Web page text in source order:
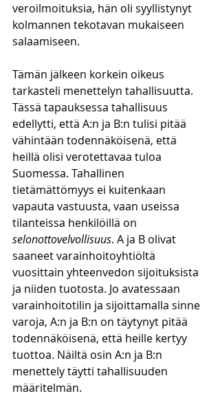
veroilmoituksia, hän oli syyllistynyt
kolmannen tekotavan mukaiseen
salaamiseen.
Tämän jälkeen korkein oikeus
tarkasteli menettelyn tahallisuutta.
Tässä tapauksessa tahallisuus
edellytti, että A:n ja B:n tulisi pitää
vähintään todennäköisenä, että
heillä olisi verotettavaa tuloa
Suomessa. Tahallinen
tietämättömyys ei kuitenkaan
vapauta vastuusta, vaan useissa
tilanteissa henkilöillä on
selonottovelvollisuus. A ja B olivat
saaneet varainhoitoyhtiöltä
vuosittain yhteenvedon sijoituksista
ja niiden tuotosta. Jo avatessaan
varainhoitotilin ja sijoittamalla sinne
varoja, A:n ja B:n on täytynyt pitää
todennäköisenä, että heille kertyy
tuottoa. Näiltä osin A:n ja B:n
menettely täytti tahallisuuden
määritelmän.